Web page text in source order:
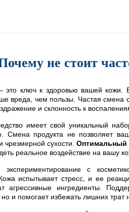
не стоит
это ключ к здоровью вашей кожи.
вреда, чем пользы. Частая смена
и склонность к
имеет свой уникальный
Смена продукта не позволяет
сухости. Оптимальный
реальное воздействие на вашу
с
Кожа испытывает стресс, и ее
агрессивные ингредиенты.
и помогает избежать лишних трат